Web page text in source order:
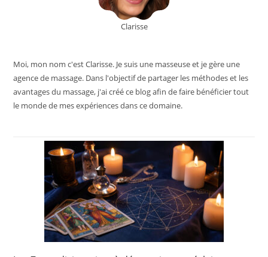
Clarisse
Moi, mon nom c'est Clarisse. Je suis une masseuse et je gère une
agence de massage. Dans l'objectif de partager les méthodes et les
avantages du massage, j'ai créé ce blog afin de faire bénéficier tout
le monde de mes expériences dans ce domaine.